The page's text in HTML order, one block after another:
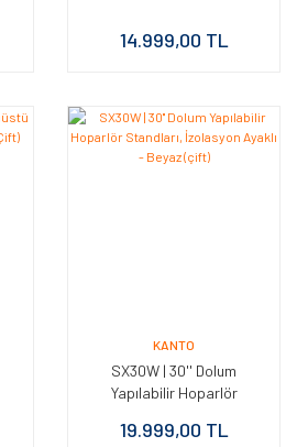
14.999,00 TL
KANTO
SX30W | 30'' Dolum
Yapılabilir Hoparlör
- Beyaz (çift)
19.999,00 TL